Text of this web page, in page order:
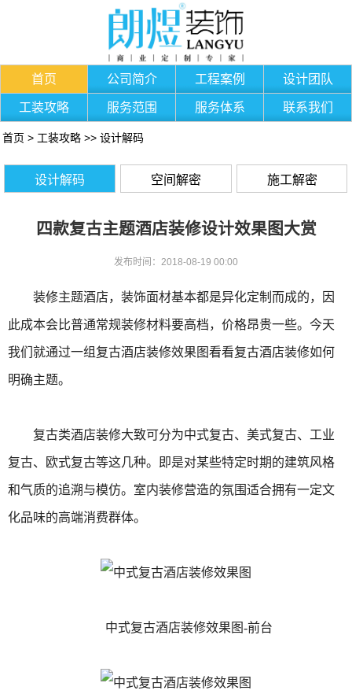
首页 公司简介 工程案例 设计团队
工装攻略 服务范围 服务体系 联系我们
首页 > 工装攻略 >> 设计解码
设计解码 空间解密 施工解密
四款复古主题酒店装修设计效果图大赏
发布时间：2018-08-19 00:00
装修主题酒店，装饰面材基本都是异化定制而成的，因
此成本会比普通常规装修材料要高档，价格昂贵一些。今天
我们就通过一组复古酒店装修效果图看看复古酒店装修如何
明确主题。
复古类酒店装修大致可分为中式复古、美式复古、工业
复古、欧式复古等这几种。即是对某些特定时期的建筑风格
和气质的追溯与模仿。室内装修营造的氛围适合拥有一定文
化品味的高端消费群体。
中式复古酒店装修效果图-前台